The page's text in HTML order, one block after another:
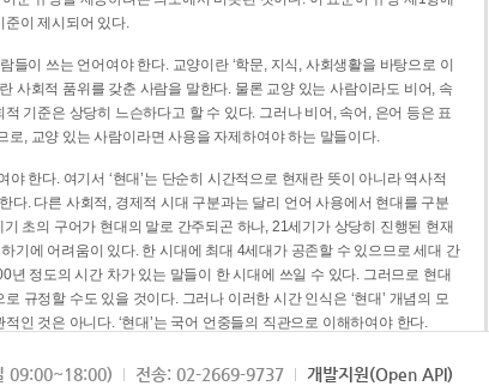
준이 제시되어 있다.
들이 쓰는 언어여야 한다. 교양이란 ‘학문, 지식, 사회생활을 바탕으로 이
사회적 품위를 갖춘 사람을 말한다. 물론 교양 있는 사람이라도 비어, 속
기준은 상당히 느슨하다고 할 수 있다. 그러나 비어, 속어, 은어 등은 표
로, 교양 있는 사람이라면 사용을 자제하여야 하는 말들이다.
한다. 여기서 ‘현대’는 단순히 시간적으로 현재란 뜻이 아니라 역사적
다. 다른 사회적, 경제적 시대 구분과는 달리 언어 사용에서 현대를 구분
초의 구어가 현대의 말로 간주되곤 하나, 21세기가 상당히 진행된 현재
기에 어려움이 있다. 한 시대에 최대 4세대가 공존할 수 있으므로 세대 간
정도의 시간 차가 있는 말들이 한 시대에 쓰일 수 있다. 그러므로 현대
규정할 수도 있을 것이다. 그러나 이러한 시간 인식은 ‘현대’ 개념의 모
인 것은 아니다. ‘현대’는 국어 언중들의 직관으로 이해하여야 한다.
한다. 이는 표준어의 공용어적 성격을 가장 크게 드러내 주는 기준이다.
09:00~18:00) 전송: 02-2669-9737 개발지원(Open API)